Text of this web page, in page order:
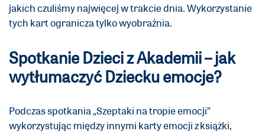
jakich czuliśmy najwięcej w trakcie dnia. Wykorzystanie
tych kart ogranicza tylko wyobraźnia.
Spotkanie Dzieci z Akademii – jak
wytłumaczyć Dziecku emocje?
Podczas spotkania „Szeptaki na tropie emocji”
wykorzystując między innymi karty emocji z książki,